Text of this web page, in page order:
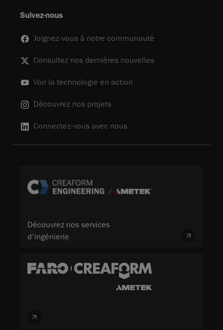
Suivez-nous
Joignez-vous à notre communauté
Consultez nos dernières nouvelles
Voir la technologie en action
Découvrez nos projets
Connectez-vous avec nous
Découvrez nos services
d'ingénierie